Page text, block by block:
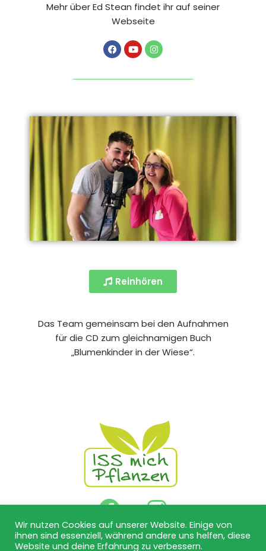
Mehr über Ed Stean findet ihr auf seiner
Webseite
Das Team gemeinsam bei den Aufnahmen
für die CD zum gleichnamigen Buch
„Blumenkinder in der Wiese“.
Reinhören
Datenschutzbestimmungen
Wir nutzen Cookies auf unserer Website. Einige von
ihnen sind essenziell, während andere uns helfen, diese
Website und deine Erfahrung zu verbessern.